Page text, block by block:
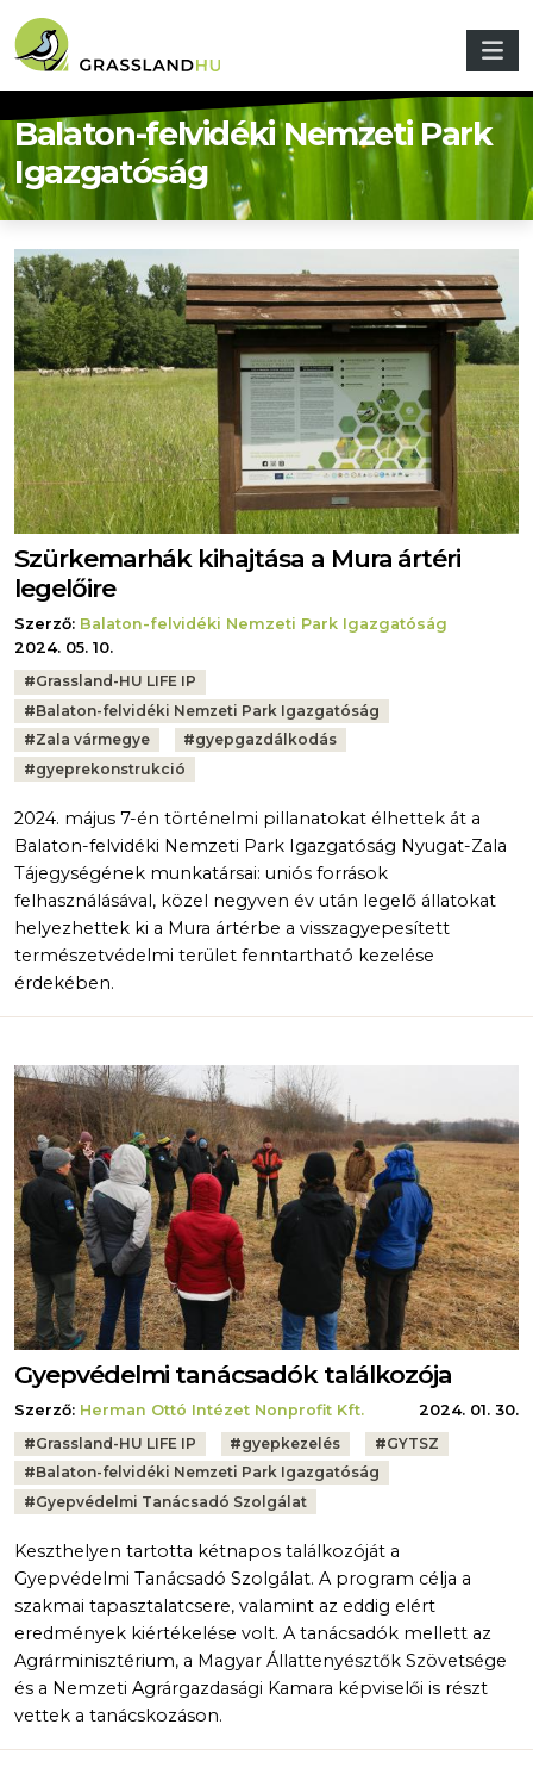
Balaton-felvidéki Nemzeti Park
Igazgatóság
Szürkemarhák kihajtása a Mura ártéri
legelőire
Szerző: Balaton-felvidéki Nemzeti Park Igazgatóság
2024. 05. 10.
Tags:
#Grassland-HU LIFE IP
#Balaton-felvidéki Nemzeti Park Igazgatóság
#Zala vármegye #gyepgazdálkodás
#gyeprekonstrukció
2024. május 7-én történelmi pillanatokat élhettek át a
Balaton-felvidéki Nemzeti Park Igazgatóság Nyugat-Zala
Tájegységének munkatársai: uniós források
felhasználásával, közel negyven év után legelő állatokat
helyezhettek ki a Mura ártérbe a visszagyepesített
természetvédelmi terület fenntartható kezelése
érdekében.
Gyepvédelmi tanácsadók találkozója
Szerző: Herman Ottó Intézet Nonprofit Kft.
2024. 01. 30.
Tags:
#Grassland-HU LIFE IP #gyepkezelés #GYTSZ
#Balaton-felvidéki Nemzeti Park Igazgatóság
#Gyepvédelmi Tanácsadó Szolgálat
Keszthelyen tartotta kétnapos találkozóját a
Gyepvédelmi Tanácsadó Szolgálat. A program célja a
szakmai tapasztalatcsere, valamint az eddig elért
eredmények kiértékelése volt. A tanácsadók mellett az
Agrárminisztérium, a Magyar Állattenyésztők Szövetsége
és a Nemzeti Agrárgazdasági Kamara képviselői is részt
vettek a tanácskozáson.